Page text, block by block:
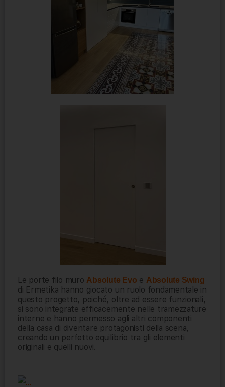
Le porte filo muro Absolute Evo e Absolute Swing
di Ermetika hanno giocato un ruolo fondamentale in
questo progetto, poiché, oltre ad essere funzionali,
si sono integrate efficacemente nelle tramezzature
interne e hanno permesso agli altri componenti
della casa di diventare protagonisti della scena,
creando un perfetto equilibrio tra gli elementi
originali e quelli nuovi.